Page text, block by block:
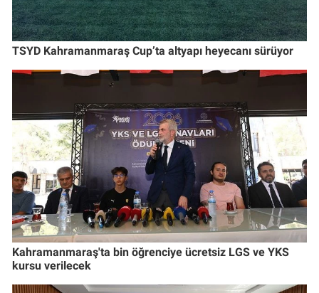
TSYD Kahramanmaraş Cup’ta altyapı heyecanı sürüyor
Kahramanmaraş'ta bin öğrenciye ücretsiz LGS ve YKS
kursu verilecek